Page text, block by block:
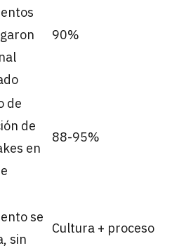
90%
de
de
en
88-95%
se
sin
Cultura + proceso